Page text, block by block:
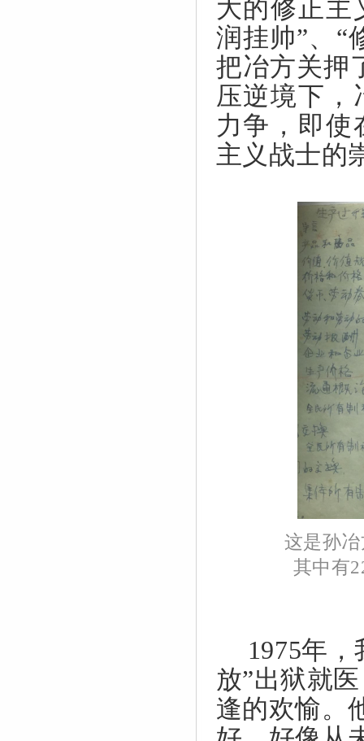
大的修正主
润挂帅”、“
把冶方关押
压逆境下，
力争，即使
主义战士的
这是孙
其中有
1975年，
放”出狱就
逢的欢愉。